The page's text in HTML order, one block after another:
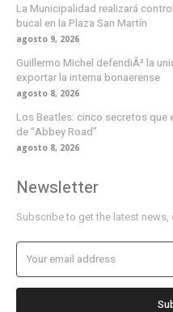
La Municipalidad realizará
bucal en la Plaza San Martín
agosto 9, 2026
Guillermo Michel defendiÃ³ la
exportar la interna bonaerense
agosto 8, 2026
Los Beatles: cinco secretos que
de “Abbey Road”
agosto 8, 2026
Newsletter
Subscribe to get the latest